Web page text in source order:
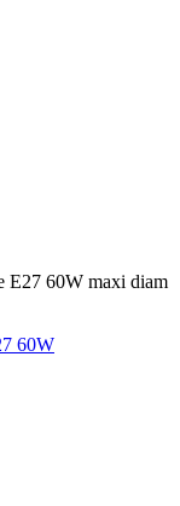
E27 60W maxi diam